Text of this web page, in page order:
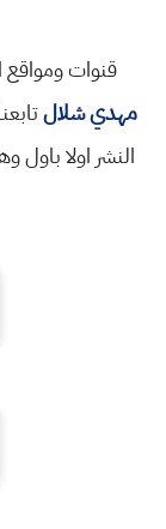
قنوات ومواقع
مهدي شلال
النشر اولا باول